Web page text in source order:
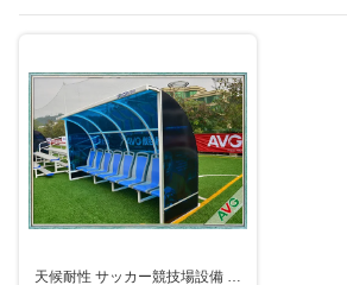
天候耐性 サッカー競技場設備 移